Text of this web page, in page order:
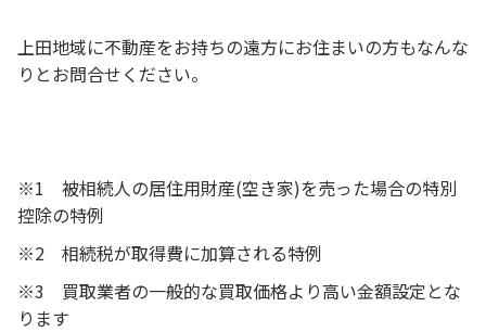
上田地域に不動産をお持ちの遠方にお住まいの方もなんな
りとお問合せください。
※1 被相続人の居住用財産(空き家)を売った場合の特別
控除の特例
※2 相続税が取得費に加算される特例
※3 買取業者の一般的な買取価格より高い金額設定とな
ります